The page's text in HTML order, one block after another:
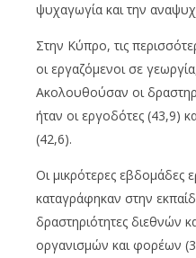
ψυχαγωγία και την
Στην Κύπρο, τις
οι εργαζόμενοι σε
Ακολουθούσαν οι
ήταν οι εργοδότες (43,9)
(42,6).
Οι μικρότερες εβδομάδες
καταγράφηκαν στην
δραστηριότητες διεθνών
οργανισμών και φορέων